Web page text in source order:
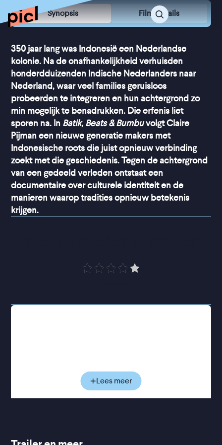
Synopsis Film Details
350 jaar lang was Indonesië een Nederlandse
kolonie. Na de onafhankelijkheid verhuisden
honderdduizenden Indische Nederlanders naar
Nederland, waar veel families geruisloos
probeerden te integreren en hun achtergrond zo
min mogelijk te benadrukken. Die erfenis liet
sporen na. In Batik, Beats & Bumbuvolgt Claire
Pijman een nieuwe generatie makers met
Indonesische roots die juist opnieuw verbinding
zoekt met die geschiedenis. Tegen de achtergrond
van een gedeeld verleden ontstaat een
documentaire over culturele identiteit en de
manieren waarop tradities opnieuw betekenis
krijgen.
Batik, Beats & Bumbu
popmuziek uit de jaren zeventig en tachtig nieuw
leven in, en experimenteert culinair kunstenaar
Vanja van der Leeden voorbij de bekende rijsttafel
Lees meer